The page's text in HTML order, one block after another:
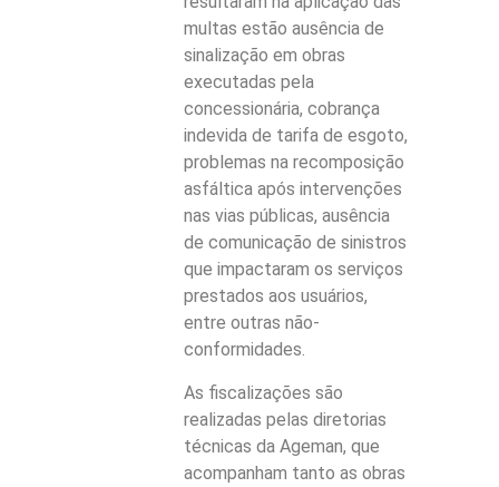
multas estão ausência de
sinalização em obras
executadas pela
concessionária, cobrança
indevida de tarifa de esgoto,
problemas na recomposição
asfáltica após intervenções
nas vias públicas, ausência
de comunicação de sinistros
que impactaram os serviços
prestados aos usuários,
entre outras não-
conformidades.
As fiscalizações são
realizadas pelas diretorias
técnicas da Ageman, que
acompanham tanto as obras